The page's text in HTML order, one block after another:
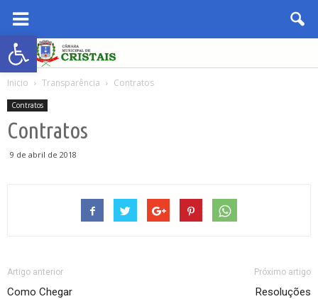
Abrir a barra de ferramentas
Inicio Transparência Contratos
Contratos
Contratos
9 de abril de 2018
Artigo anterior
Como Chegar
Próximo artigo
Resoluções